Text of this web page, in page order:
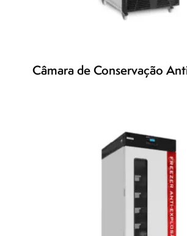
Câmara de Conservação